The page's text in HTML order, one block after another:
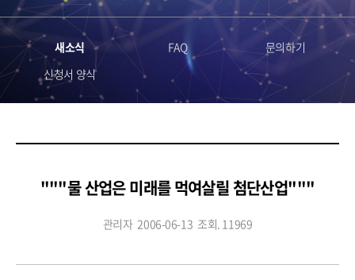
새소식 FAQ
문의하기
신청서 양식
"""물 산업은 미래를 먹여살릴 첨단산업"""
관리자 2006-06-13 조회. 11969